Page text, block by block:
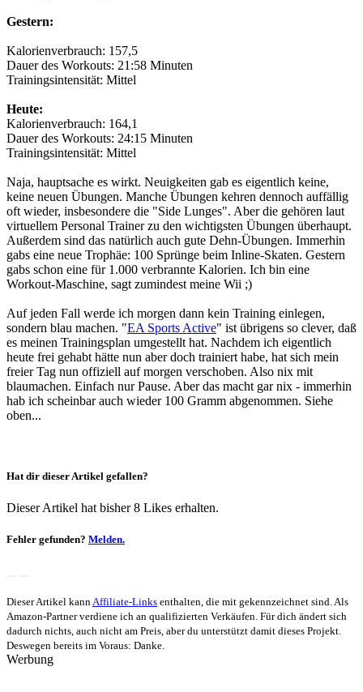
Gestern:
Kalorienverbrauch: 157,5
Dauer des Workouts: 21:58 Minuten
Trainingsintensität: Mittel
Heute:
Kalorienverbrauch: 164,1
Dauer des Workouts: 24:15 Minuten
Trainingsintensität: Mittel
Naja, hauptsache es wirkt. Neuigkeiten gab es eigentlich keine,
keine neuen Übungen. Manche Übungen kehren dennoch auffällig
oft wieder, insbesondere die "Side Lunges". Aber die gehören laut
virtuellem Personal Trainer zu den wichtigsten Übungen überhaupt.
Außerdem sind das natürlich auch gute Dehn-Übungen. Immerhin
gabs eine neue Trophäe: 100 Sprünge beim Inline-Skaten. Gestern
gabs schon eine für 1.000 verbrannte Kalorien. Ich bin eine
Workout-Maschine, sagt zumindest meine Wii ;)
Auf jeden Fall werde ich morgen dann kein Training einlegen,
sondern blau machen. "EA Sports Active" ist übrigens so clever, daß
es meinen Trainingsplan umgestellt hat. Nachdem ich eigentlich
heute frei gehabt hätte nun aber doch trainiert habe, hat sich mein
freier Tag nun offiziell auf morgen verschoben. Also nix mit
blaumachen. Einfach nur Pause. Aber das macht gar nix - immerhin
hab ich scheinbar auch wieder 100 Gramm abgenommen. Siehe
oben...
Hat dir dieser Artikel gefallen?
Dieser Artikel hat bisher 8 Likes erhalten.
Fehler gefunden? Melden.
Dieser Artikel kann Affiliate-Links enthalten, die mit gekennzeichnet sind. Als
Amazon-Partner verdiene ich an qualifizierten Verkäufen. Für dich ändert sich
dadurch nichts, auch nicht am Preis, aber du unterstützt damit dieses Projekt.
Deswegen bereits im Voraus: Danke.
Werbung